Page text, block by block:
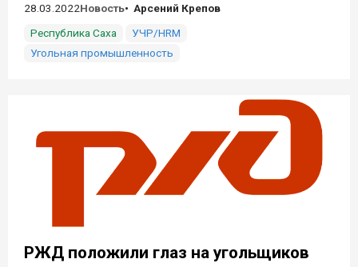
28.03.2022Новость
Арсений Крепов
Республика Саха
УЧР/HRM
Угольная промышленность
РЖД положили глаз на угольщиков